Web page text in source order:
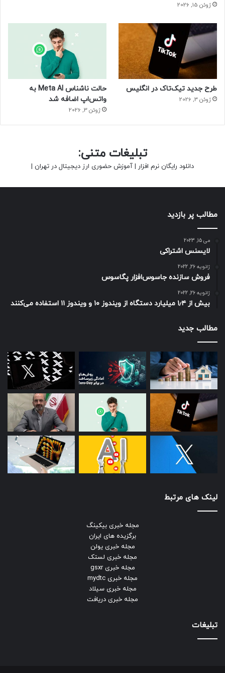
ژوئن 15, 2026
طرح جدید تیک‌تاک در انگلیس
ژوئن 3, 2026
حالت ناشناس Meta AI به
واتس‌اپ اضافه شد
ژوئن 3, 2026
تبلیغات متنی:
دانلود رایگان نرم افزار | آموزش حضوری ارز دیجیتال در تهران |
مطالب پر بازدید
می 15, 2023
لایسنس اشتراکی
ژانویه 26, 2022
فروش سازنده جاسوس‌افزار پگاسوس
ژانویه 26, 2022
بیش از ۱٫۴ میلیارد دستگاه از ویندوز ۱۰ و ویندوز ۱۱ استفاده می‌کنند
مطالب جدید
لینک های مرتبط
مجله خبری بیکینگ
برگزیده های ایران
مجله خبری یولن
مجله خبری لستک
مجله خبری gsxr
مجله خبری mydtc
مجله خبری سیلاد
مجله خبری دریافت
تبلیغات